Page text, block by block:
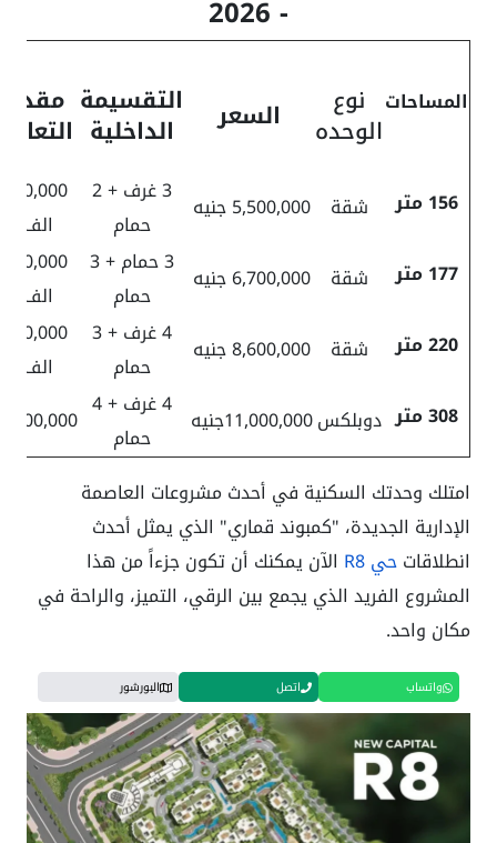
- 2026
المساحات نوع
الوحده السعر التقسيمة
الداخلية
مقدم
156 متر شقة 5,500,000 جنيه
3 غرف + 2
حمام
550,000
الف
177 متر
شقة 6,700,000 جنيه
3 حمام + 3
حمام
670,000
الف
220 متر
شقة 8,600,000 جنيه
4 غرف + 3
حمام
860,000
الف
308 متر
دوبلكس11,000,000جنيه
4 غرف + 4
حمام
1,100,000
امتلك وحدتك السكنية في أحدث مشروعات العاصمة
الإدارية الجديدة، "كمبوند قماري" الذي يمثل أحدث
انطلاقاتحي R8
الآن يمكنك أن تكون جزءاً من هذا
المشروع الفريد الذي يجمع بين الرقي، التميز، والراحة في
مكان واحد.
واتساب اتصل البورشور